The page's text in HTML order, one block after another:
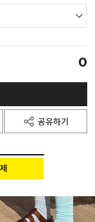
0
공유하기